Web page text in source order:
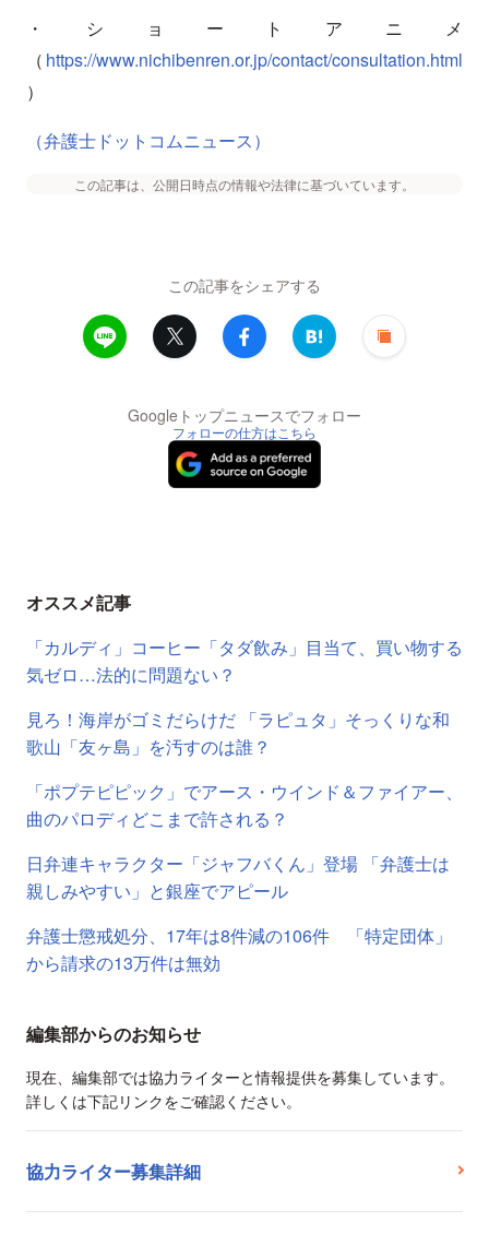
・ショートアニメ
（ https://www.nichibenren.or.jp/contact/consultation.html
）
（弁護士ドットコムニュース）
この記事は、公開日時点の情報や法律に基づいています。
この記事をシェアする
Googleトップニュースでフォロー
フォローの仕方はこちら
オススメ記事
「カルディ」コーヒー「タダ飲み」目当て、買い物する
気ゼロ…法的に問題ない？
見ろ！海岸がゴミだらけだ 「ラピュタ」そっくりな和
歌山「友ヶ島」を汚すのは誰？
「ポプテピピック」でアース・ウインド＆ファイアー、
曲のパロディどこまで許される？
日弁連キャラクター「ジャフバくん」登場 「弁護士は
親しみやすい」と銀座でアピール
弁護士懲戒処分、17年は8件減の106件 「特定団体」
から請求の13万件は無効
編集部からのお知らせ
現在、編集部では協力ライターと情報提供を募集しています。
詳しくは下記リンクをご確認ください。
協力ライター募集詳細